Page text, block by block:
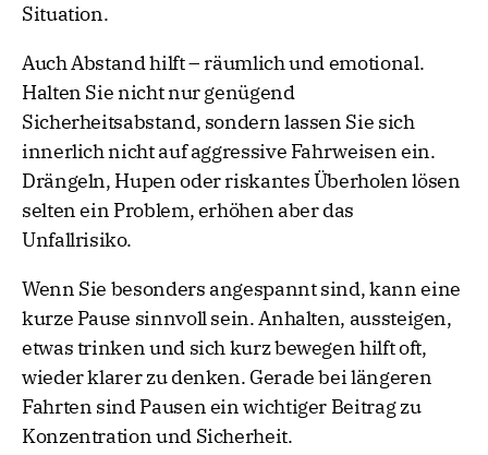
Situation.
Auch Abstand hilft – räumlich und emotional.
Halten Sie nicht nur genügend
Sicherheitsabstand, sondern lassen Sie sich
innerlich nicht auf aggressive Fahrweisen ein.
Drängeln, Hupen oder riskantes Überholen lösen
selten ein Problem, erhöhen aber das
Unfallrisiko.
Wenn Sie besonders angespannt sind, kann eine
kurze Pause sinnvoll sein. Anhalten, aussteigen,
etwas trinken und sich kurz bewegen hilft oft,
wieder klarer zu denken. Gerade bei längeren
Fahrten sind Pausen ein wichtiger Beitrag zu
Konzentration und Sicherheit.